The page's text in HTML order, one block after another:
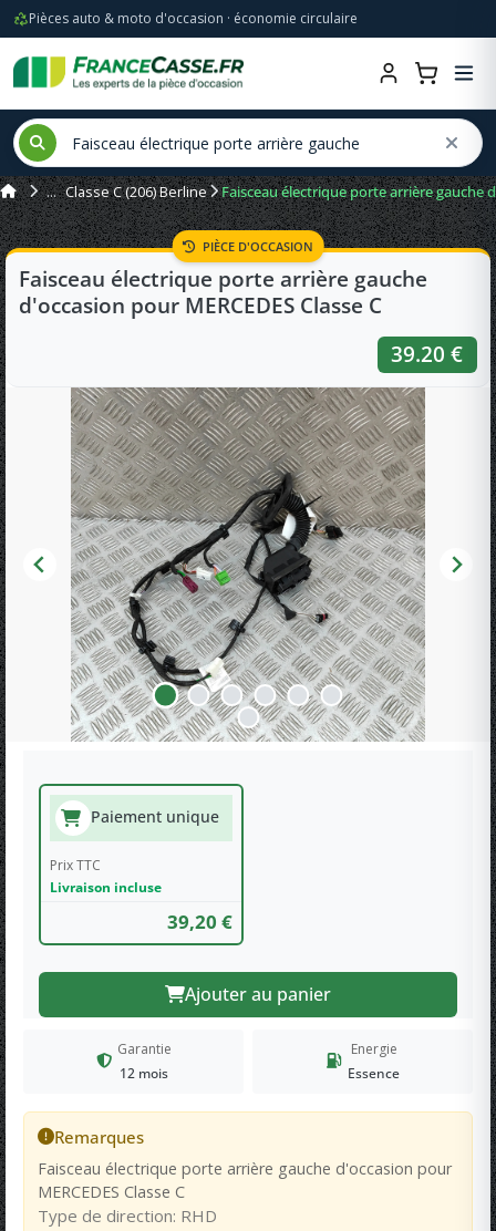
Pièces auto & moto d'occasion · économie circulaire
Classe C (206) Berline Faisceau électrique porte arrière gauche
PIÈCE D'OCCASION
Faisceau électrique porte arrière gauche
d'occasion pour MERCEDES Classe C
39.20 €
Paiement unique
Prix TTC
Livraison incluse
39,20 €
Ajouter au panier
Garantie
12 mois
Energie
Essence
Remarques
Faisceau électrique porte arrière gauche d'occasion pour
MERCEDES Classe C
Type de direction: RHD